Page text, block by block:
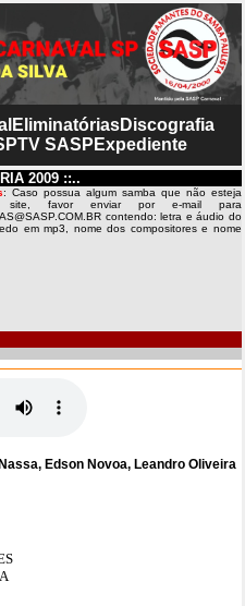
EliminatóriasDiscografia
TV SASP Expediente
2009 ::..
: Caso possua algum samba que não esteja
site, favor enviar por e-mail para
contendo: letra e áudio do
em mp3, nome dos compositores e nome
Edson Novoa, Leandro Oliveira